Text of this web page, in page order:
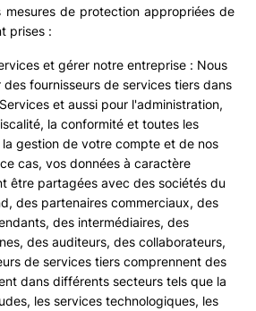
mesures de protection appropriées de
prises :
et gérer notre entreprise : Nous
fournisseurs de services tiers dans
et aussi pour l'administration,
la conformité et toutes les
gestion de votre compte et de nos
cas, vos données à caractère
être partagées avec des sociétés du
des partenaires commerciaux, des
des intermédiaires, des
des auditeurs, des collaborateurs,
de services tiers comprennent des
dans différents secteurs tels que la
les services technologiques, les